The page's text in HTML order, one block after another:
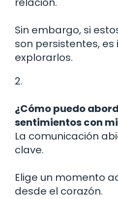
Sin embargo, si
son persistentes,
explorarlos.
2.
¿Cómo puedo
sentimientos con
La comunicación
clave.
Elige un momento
desde el corazón.